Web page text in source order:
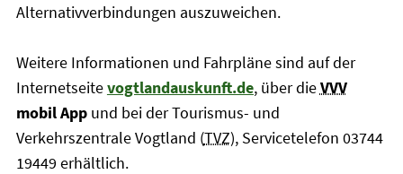
Alternativverbindungen auszuweichen.
Weitere Informationen und Fahrpläne sind auf der
Internetseitevogtlandauskunft.de, über dieVVV
mobil Appund bei der Tourismus- und
Verkehrszentrale Vogtland (TVZ), Servicetelefon 03744
19449 erhältlich.